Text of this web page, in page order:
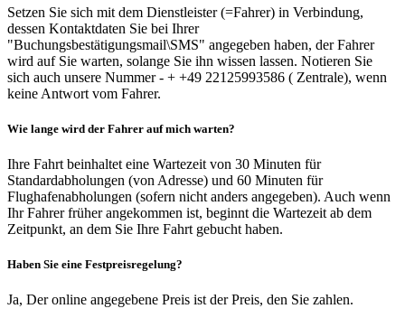
Setzen Sie sich mit dem Dienstleister (=Fahrer) in Verbindung,
dessen Kontaktdaten Sie bei Ihrer
"Buchungsbestätigungsmail\SMS" angegeben haben, der Fahrer
wird auf Sie warten, solange Sie ihn wissen lassen. Notieren Sie
sich auch unsere Nummer - + +49 22125993586 ( Zentrale), wenn
keine Antwort vom Fahrer.
Wie lange wird der Fahrer auf mich warten?
Ihre Fahrt beinhaltet eine Wartezeit von 30 Minuten für
Standardabholungen (von Adresse) und 60 Minuten für
Flughafenabholungen (sofern nicht anders angegeben). Auch wenn
Ihr Fahrer früher angekommen ist, beginnt die Wartezeit ab dem
Zeitpunkt, an dem Sie Ihre Fahrt gebucht haben.
Haben Sie eine Festpreisregelung?
Ja, Der online angegebene Preis ist der Preis, den Sie zahlen.